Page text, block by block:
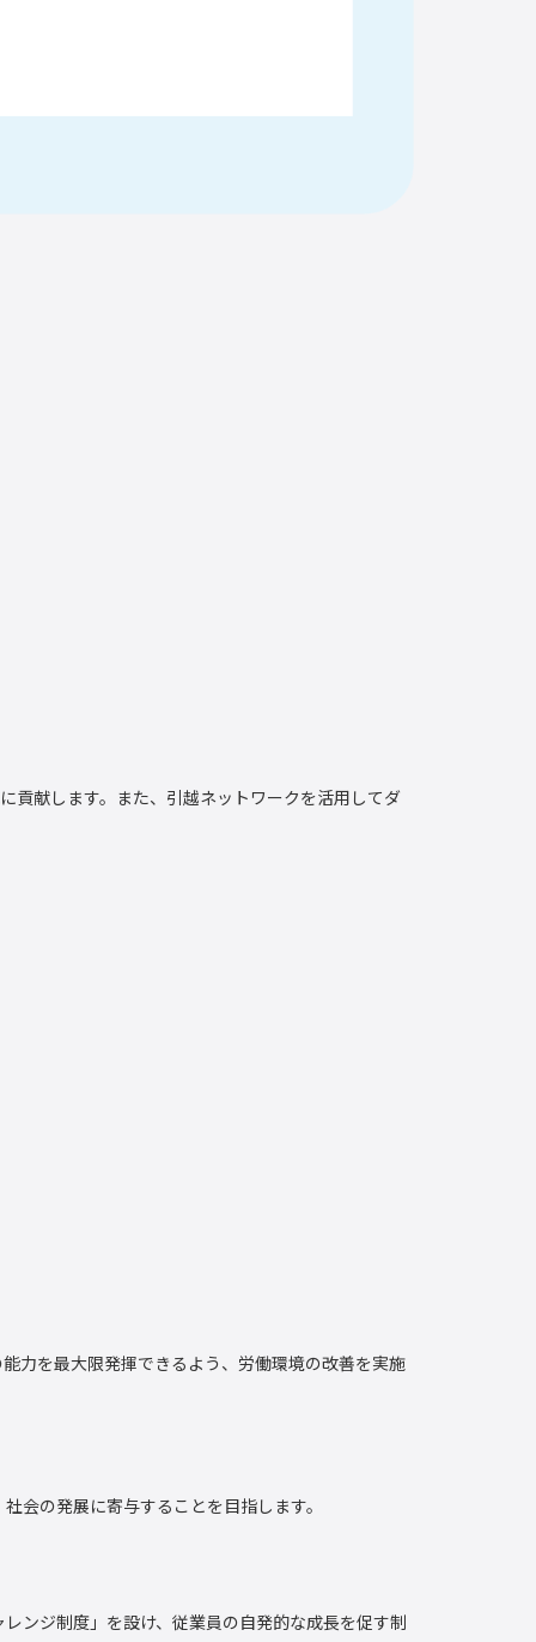
貢献します。また、引越ネットワークを活用してダ
力を最大限発揮できるよう、労働環境の改善を実施
会の発展に寄与することを目指します。
ンジ制度」を設け、従業員の自発的な成長を促す制